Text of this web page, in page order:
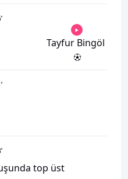
’
Tayfur Bingöl
’
’
top üst